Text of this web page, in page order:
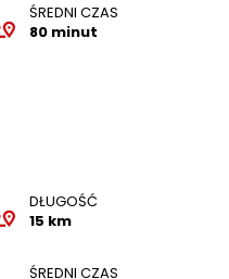
ŚREDNI CZAS
80 minut
DŁUGOŚĆ
15 km
ŚREDNI CZAS